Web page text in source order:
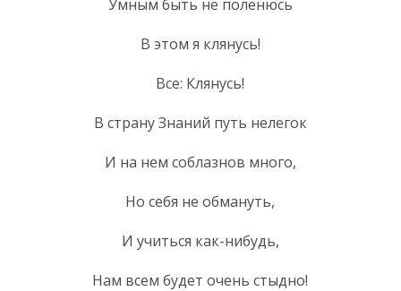
Умным быть не поленюсь
В этом я клянусь!
Все: Клянусь!
В страну Знаний путь нелегок
И на нем соблазнов много,
Но себя не обмануть,
И учиться как-нибудь,
Нам всем будет очень стыдно!